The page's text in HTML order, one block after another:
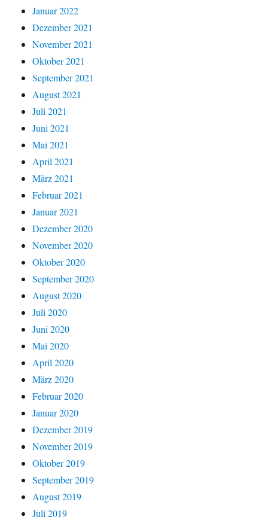
Januar 2022
Dezember 2021
November 2021
Oktober 2021
September 2021
August 2021
Juli 2021
Juni 2021
Mai 2021
April 2021
März 2021
Februar 2021
Januar 2021
Dezember 2020
November 2020
Oktober 2020
September 2020
August 2020
Juli 2020
Juni 2020
Mai 2020
April 2020
März 2020
Februar 2020
Januar 2020
Dezember 2019
November 2019
Oktober 2019
September 2019
August 2019
Juli 2019